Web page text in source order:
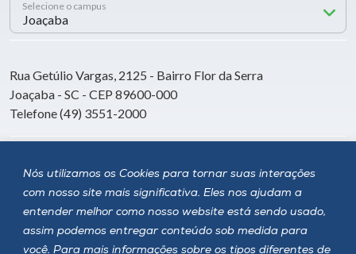
Nós utilizamos os Cookies para tornar suas interações
com nosso site mais significativa. Eles nos ajudam a
entender melhor como nosso website está sendo usado,
assim podemos entregar conteúdo sob medida para
você. Para mais informações sobre os tipos diferentes de
Selecione o campus
Rua Getúlio Vargas, 2125 - Bairro Flor da Serra
Joaçaba - SC - CEP 89600-000
Telefone (49) 3551-2000
Siga a Unoesc